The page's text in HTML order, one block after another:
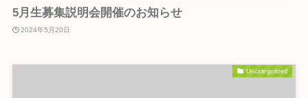
5月生募集説明会開催のお知らせ
2024年5月20日
Uncategorized